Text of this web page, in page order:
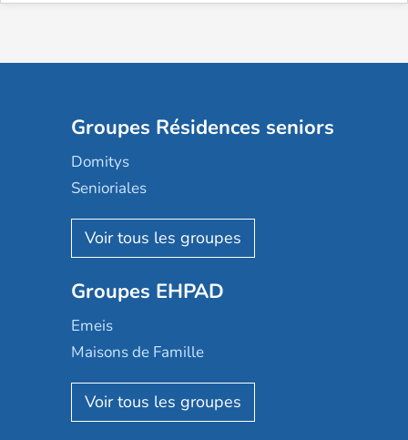
Groupes Résidences seniors
Domitys
Senioriales
Nohée
Les Résidentiels
Mobicap
Domusvi
Happy Senior
Aquarelia
Nexity edenea
Groupes EHPAD
Emeis
Maisons de Famille
Korian
Emera